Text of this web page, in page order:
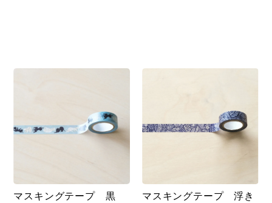
マスキングテープ 黒
マスキングテープ 浮き